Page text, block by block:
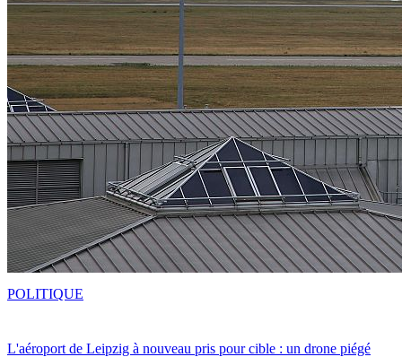
L'aéroport de Leipzig à nouveau pris pour cible : un drone piégé
POLITIQUE